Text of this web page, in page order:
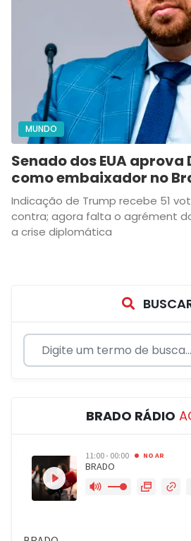
MUNDO
Senado dos EUA aprova
como embaixador no
Indicação de Trump recebe 51
contra; agora falta o agrément
a crise diplomática
BRADO RÁDIO